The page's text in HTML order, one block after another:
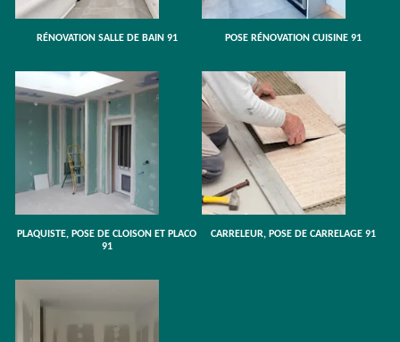
RÉNOVATION SALLE DE BAIN 91 POSE RÉNOVATION CUISINE 91
PLAQUISTE, POSE DE CLOISON ET PLACO
91
CARRELEUR, POSE DE CARRELAGE 91